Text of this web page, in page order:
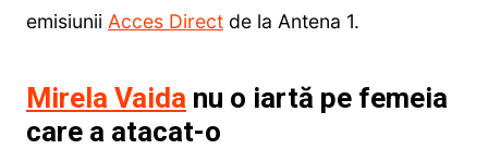
emisiunii Acces Directde la Antena 1.
Mirela Vaida nu o iartă pe femeia
care a atacat-o